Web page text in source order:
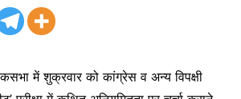
में शुक्रवार को कांग्रेस व अन्य विपक्षी